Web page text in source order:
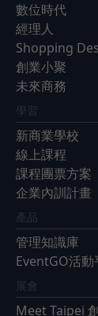
數位時代
經理人
Shopping
創業小聚
未來商務
學習
新商業學校
線上課程
課程團票方案
企業內訓計畫
產品
管理知識庫
EventGO活動
展會
Meet Taipei